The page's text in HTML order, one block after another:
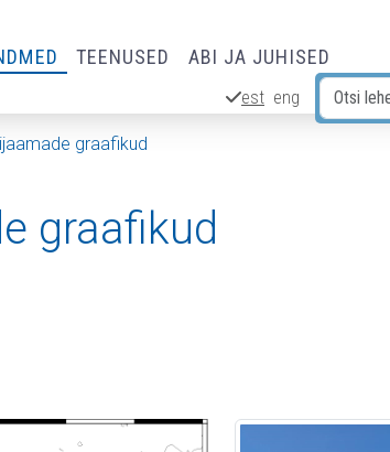
TEENUSED ABI JA JUHISED
est eng
graafikud
graafikud